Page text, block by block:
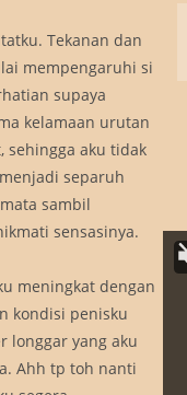
Tekanan dan
mempengaruhi si
supaya
kelamaan urutan
sehingga aku tidak
separuh
sambil
sensasinya.
meningkat dengan
kondisi penisku
longgar yang aku
Ahh tp toh nanti